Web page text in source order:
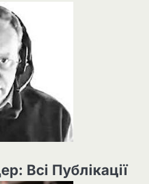
Всі Публікації